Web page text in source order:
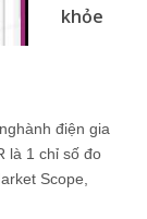
khỏe
điện gia
là 1 chỉ số đo
Scope,